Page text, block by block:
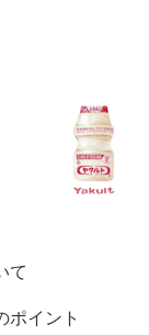
て
ポイント